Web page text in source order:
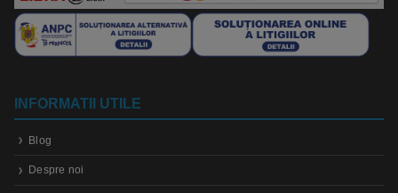
INFORMATII UTILE
Blog
Despre noi